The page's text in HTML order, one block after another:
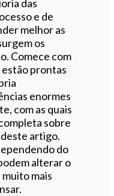
das
e de
melhor as
os
Comece com
prontas
enormes
com as quais
sobre
artigo.
do
alterar o
mais